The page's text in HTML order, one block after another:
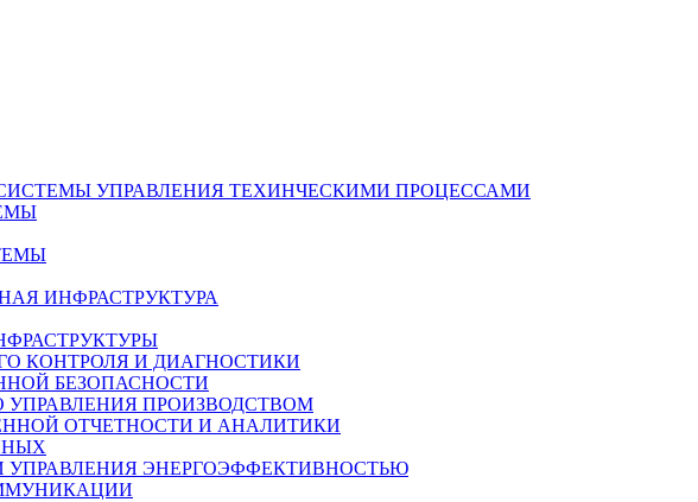
УПРАВЛЕНИЯ ТЕХИНЧЕСКИМИ ПРОЦЕССАМИ
ИНФРАСТРУКТУРА
КОНТРОЛЯ И ДИАГНОСТИКИ
БЕЗОПАСНОСТИ
ПРОИЗВОДСТВОМ
ОТЧЕТНОСТИ И АНАЛИТИКИ
УПРАВЛЕНИЯ ЭНЕРГОЭФФЕКТИВНОСТЬЮ